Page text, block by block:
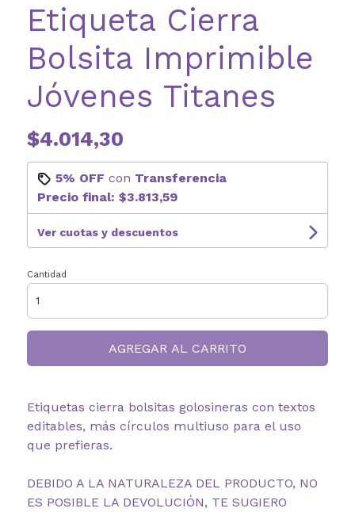
Etiqueta Cierra
Bolsita Imprimible
Jóvenes Titanes
$4.014,30
5% OFF con Transferencia
Precio final: $3.813,59
Ver cuotas y descuentos
Cantidad
AGREGAR AL CARRITO
Etiquetas cierra bolsitas golosineras con textos
editables, más círculos multiuso para el uso
que prefieras.
DEBIDO A LA NATURALEZA DEL PRODUCTO, NO
ES POSIBLE LA DEVOLUCIÓN, TE SUGIERO